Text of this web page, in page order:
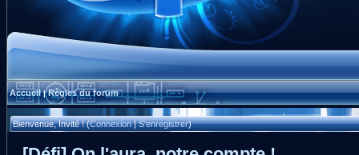
Accueil|Règles du forum
Bienvenue, Invité ! (Connexion|S'enregistrer)